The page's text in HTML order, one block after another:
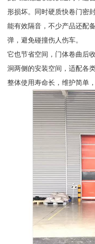
形损坏。同时硬质快卷门密
能有效隔音，不少产品还配
弹，避免碰撞伤人伤车。
它也节省空间，门体卷曲后
洞两侧的安装空间，适配各
整体使用寿命长，维护简单